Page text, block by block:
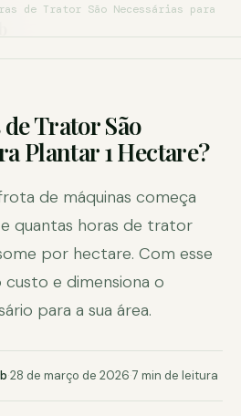
de Trator São Necessárias para
Trator São
Plantar 1 Hectare?
de máquinas começa
quantas horas de trator
por hectare. Com esse
e dimensiona o
para a sua área.
·28 de março de 2026·7 min de leitura